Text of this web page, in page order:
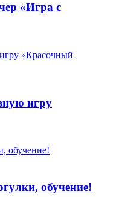
«Игра с
игру
обучение!